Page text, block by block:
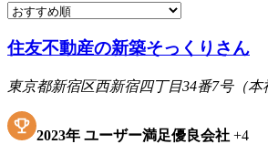
住友不動産の新築そっくりさん
東京都新宿区西新宿四丁目34番7号（
2023年 ユーザー満足優良会社 +4